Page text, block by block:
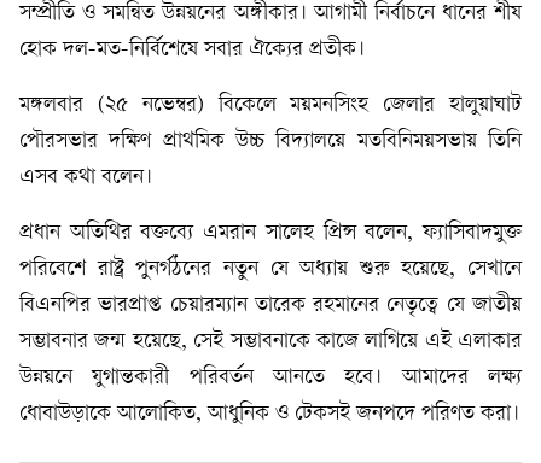
সম্প্রীতি ও সমন্বিত উন্নয়নের অঙ্গীকার। আগামী নির্বাচনে ধানের শীষ
হোক দল-মত-নির্বিশেষে সবার ঐক্যের প্রতীক।
মঙ্গলবার (২৫ নভেম্বর) বিকেলে ময়মনসিংহ জেলার হালুয়াঘাট
পৌরসভার দক্ষিণ প্রাথমিক উচ্চ বিদ্যালয়ে মতবিনিময়সভায় তিনি
এসব কথা বলেন।
প্রধান অতিথির বক্তব্যে এমরান সালেহ প্রিন্স বলেন, ফ্যাসিবাদমুক্ত
পরিবেশে রাষ্ট্র পুনর্গঠনের নতুন যে অধ্যায় শুরু হয়েছে, সেখানে
বিএনপির ভারপ্রাপ্ত চেয়ারম্যান তারেক রহমানের নেতৃত্বে যে জাতীয়
সম্ভাবনার জন্ম হয়েছে, সেই সম্ভাবনাকে কাজে লাগিয়ে এই এলাকার
উন্নয়নে যুগান্তকারী পরিবর্তন আনতে হবে। আমাদের লক্ষ্য
ধোবাউড়াকে আলোকিত, আধুনিক ও টেকসই জনপদে পরিণত করা।